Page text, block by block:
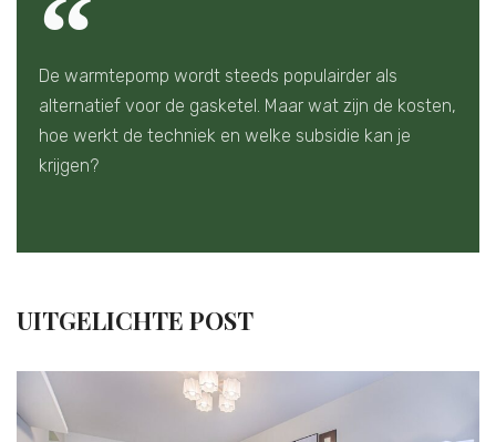
De warmtepomp wordt steeds populairder als
alternatief voor de gasketel. Maar wat zijn de kosten,
hoe werkt de techniek en welke subsidie kan je
krijgen?
UITGELICHTE POST